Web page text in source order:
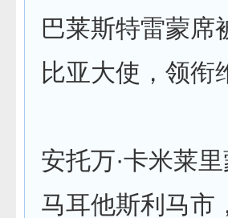
巴莱斯特雷蒙席
比亚大使，领衔
安托万·卡米莱
马耳他斯利马市